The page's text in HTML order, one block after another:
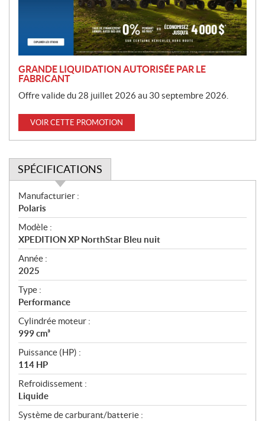
GRANDE LIQUIDATION AUTORISÉE PAR LE
FABRICANT
Offre valide du 28 juillet 2026 au 30 septembre 2026.
VOIR CETTE PROMOTION
SPÉCIFICATIONS
S
p
é
c
i
f
i
c
a
t
i
o
n
s
Manufacturier :
Polaris
Modèle :
XPEDITION XP NorthStar Bleu nuit
Année :
2025
Type :
Performance
Cylindrée moteur :
999 cm³
Puissance (HP) :
114 HP
Refroidissement :
Liquide
Système de carburant/batterie :